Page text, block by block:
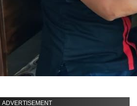
ADVERTISEMENT